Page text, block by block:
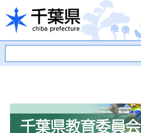
千葉県
千葉県教育委員会